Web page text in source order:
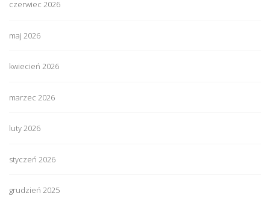
czerwiec 2026
maj 2026
kwiecień 2026
marzec 2026
luty 2026
styczeń 2026
grudzień 2025